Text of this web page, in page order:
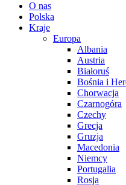
O nas
Polska
Kraje
Europa
Albania
Austria
Białoruś
Bośnia i
Chorwacja
Czarnogóra
Czechy
Grecja
Gruzja
Macedonia
Niemcy
Portugalia
Rosja